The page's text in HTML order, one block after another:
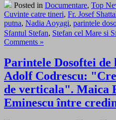
Posted in Documentare, Top
Cuvinte catre tineri, Fr. Josef
putna, Nadia Aoyagi, parintele
Sfantul Stefan, Stefan cel Mare si
Comments »
Parintele Dosoftei
Adolf Codrescu:
de verticala". Maica
Eminescu între